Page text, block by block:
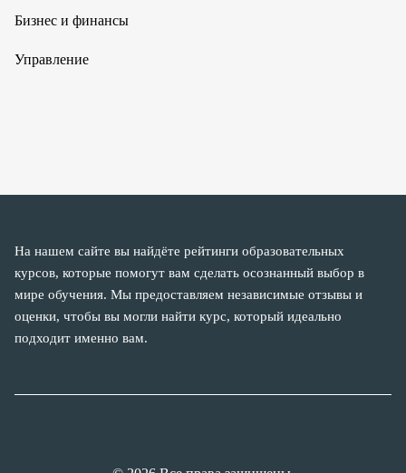
Бизнес и финансы
Управление
На нашем сайте вы найдёте рейтинги образовательных
курсов, которые помогут вам сделать осознанный выбор в
мире обучения. Мы предоставляем независимые отзывы и
оценки, чтобы вы могли найти курс, который идеально
подходит именно вам.